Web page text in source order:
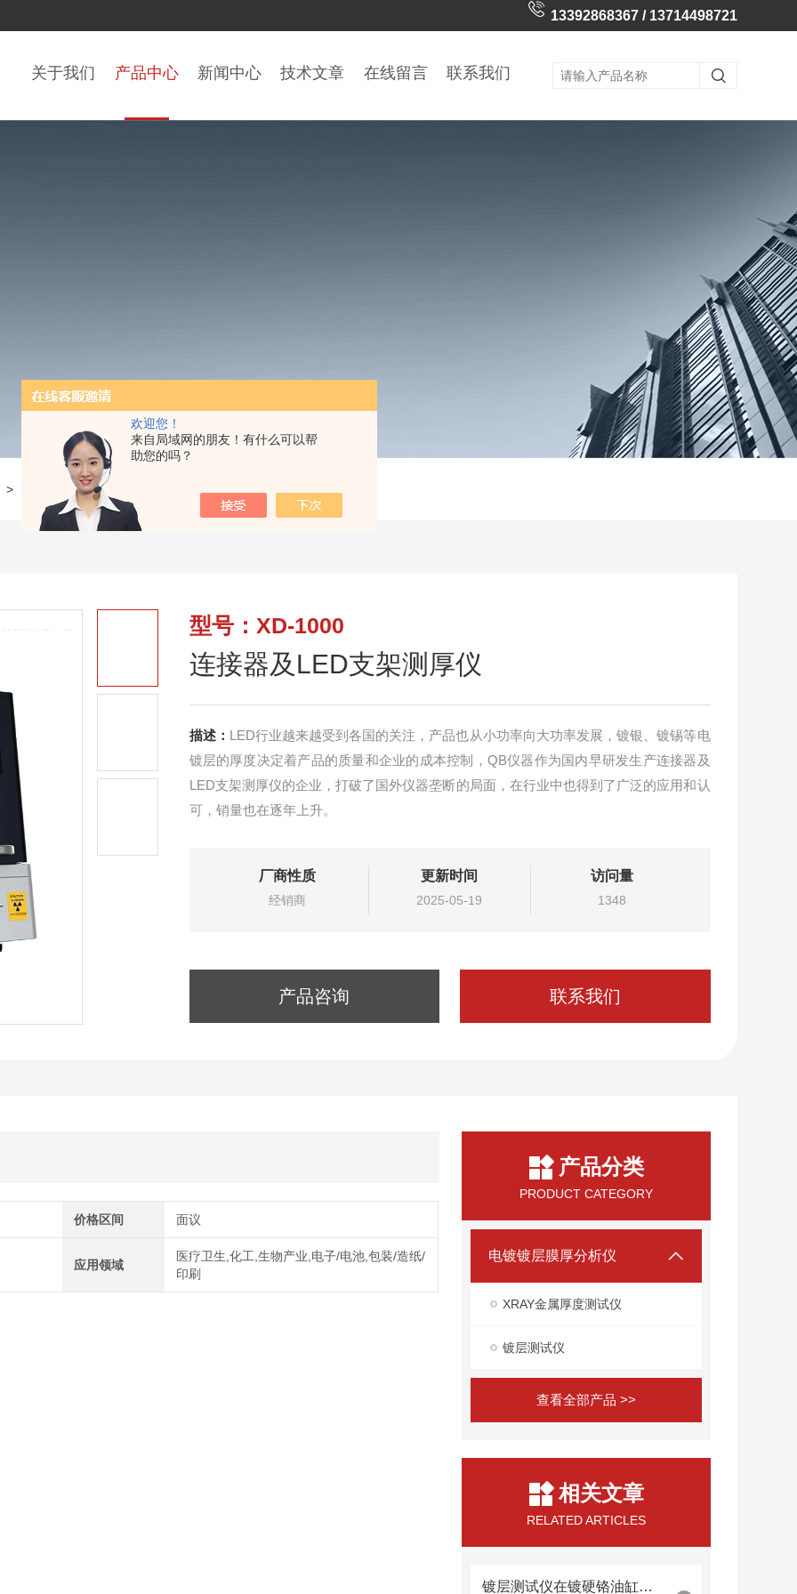
欢迎您！
来自局域网的朋友！有什么可以帮
助您的吗？
13392868367 / 13714498721
关于我们 产品中心 新闻中心 技术文章 在线留言 联系我们
> XD-1000连接器及LED支架测厚仪
型号：XD-1000
连接器及LED支架测厚仪
描述： LED行业越来越受到各国的关注，产品也从小功率向大功率发展，镀银、镀锡等电
镀层的厚度决定着产品的质量和企业的成本控制，QB仪器作为国内早研发生产连接器及
LED支架测厚仪的企业，打破了国外仪器垄断的局面，在行业中也得到了广泛的应用和认
可，销量也在逐年上升。
厂商性质
经销商
更新时间
2025-05-19
访问量
1348
产品咨询 联系我们
价格区间 面议
应用领域
医疗卫生,化工,生物产业,电子/电池,包装/造纸/
印刷
产品分类
PRODUCT CATEGORY
电镀镀层膜厚分析仪
XRAY金属厚度测试仪
镀层测试仪
查看全部产品 >>
相关文章
RELATED ARTICLES
镀层测试仪在镀硬铬油缸内壁厚度检测中的内窥镜探头集成技术